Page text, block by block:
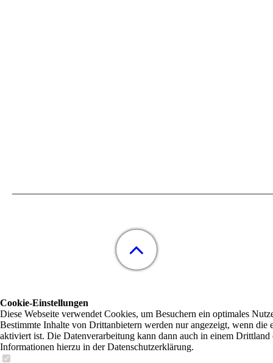
Cookie-Einstellungen
Diese Webseite verwendet Cookies, um Besuchern ein optimales
Bestimmte Inhalte von Drittanbietern werden nur angezeigt, wenn die
aktiviert ist. Die Datenverarbeitung kann dann auch in einem Drittland
Informationen hierzu in der Datenschutzerklärung.